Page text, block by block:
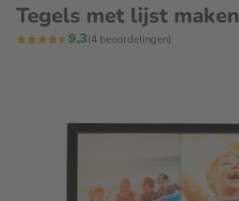
Tegels met lijst maken
9,3(4 beoordelingen)